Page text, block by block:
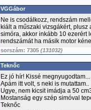
VGGábor
Ne is csodálkozz, rendszám
kiált a műszaki vizsgákért,
simóra, akkor inkább 10 ezerért
rendszámát ha másik motor
sorszám: 7305 (131032)
Teknőc
Ez jó hír! Kissé megnyugodtam...
Apám itt volt, s neki is mutattam..
Ugye, nem kicsit imádja a 50
Mostanság egy szép simóval
Teknőc